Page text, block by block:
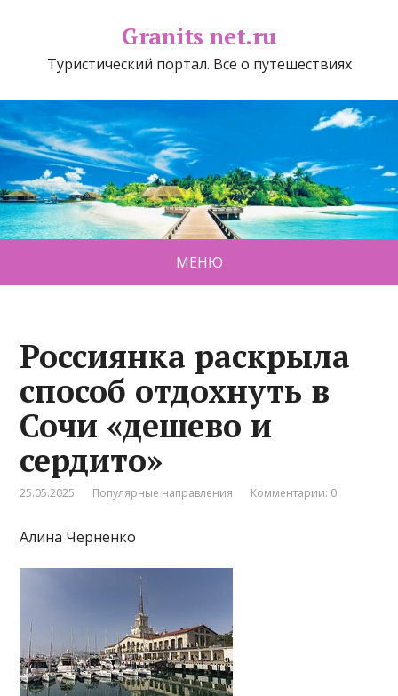
Granits net.ru
Туристический портал. Все о путешествиях
МЕНЮ
Россиянка раскрыла
способ отдохнуть в
Сочи «дешево и
сердито»
25.05.2025 Популярные направления Комментарии: 0
Алина Черненко